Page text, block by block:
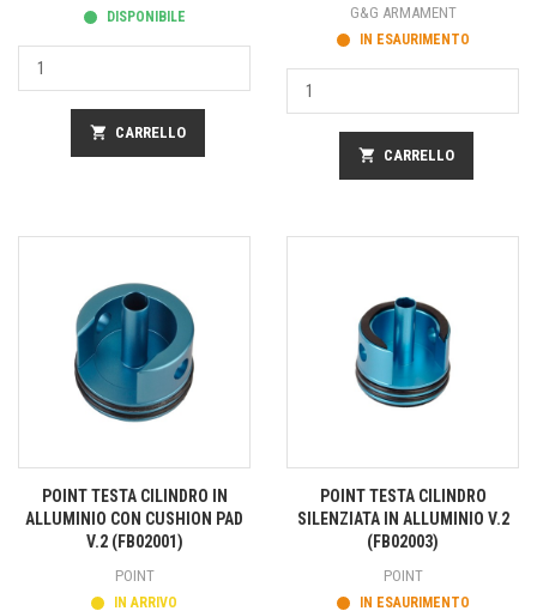
DISPONIBILE
shopping_cart CARRELLO
G&G ARMAMENT
IN ESAURIMENTO
shopping_cart CARRELLO
POINT TESTA CILINDRO IN
ALLUMINIO CON CUSHION PAD
V.2 (FB02001)
POINT
IN ARRIVO
POINT TESTA CILINDRO
SILENZIATA IN ALLUMINIO V.2
(FB02003)
POINT
IN ESAURIMENTO